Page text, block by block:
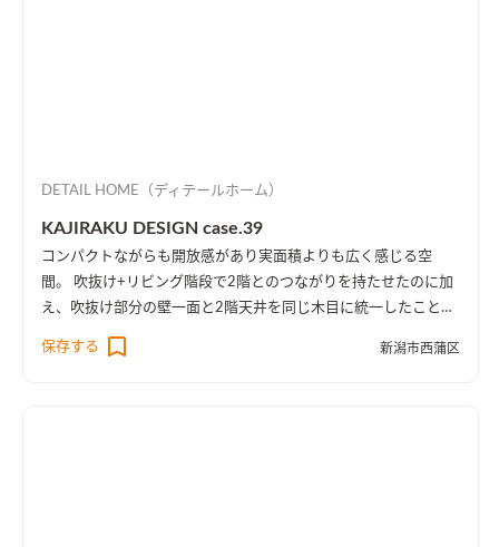
DETAIL HOME（ディテールホーム）
KAJIRAKU DESIGN case.39
コンパクトながらも開放感があり実面積よりも広く感じる空
間。 吹抜け+リビング階段で2階とのつながりを持たせたのに加
え、吹抜け部分の壁一面と2階天井を同じ木目に統一したことに
より、1階・2階の一体感を演出しました。 趣味のピアノ室は、
楽譜を整理する本棚を壁一面に設け、屋外への防音効果も担って
保存する 新潟市西蒲区